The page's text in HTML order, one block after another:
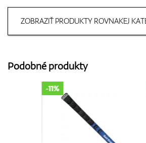
Bagy
ZOBRAZIŤ PRODUKTY ROVNAKEJ
Podobné produkty